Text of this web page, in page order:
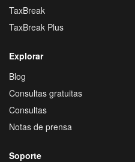
TaxBreak
TaxBreak Plus
Explorar
Blog
Consultas gratuitas
Consultas
Notas de prensa
Soporte